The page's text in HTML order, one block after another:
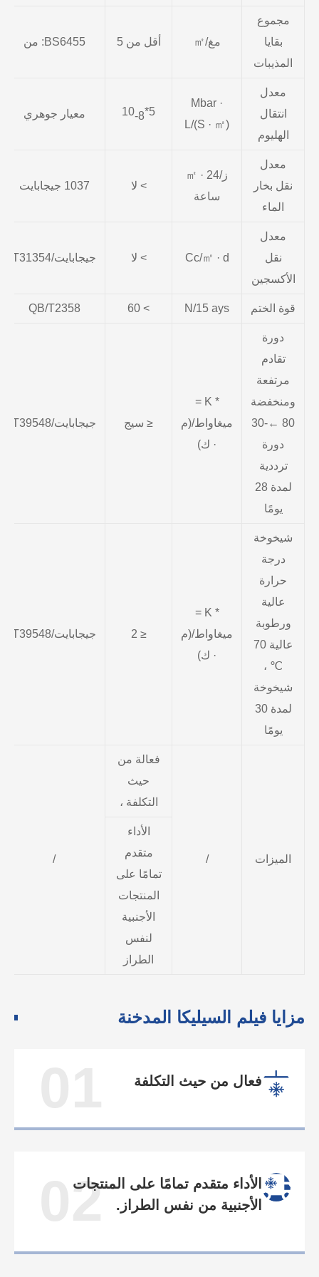
مجموع
بقايا
المذيبات
مغ/㎡ أقل من 5 BS6455: من
معدل
انتقال
الهليوم
Mbar ·
L/(S · ㎡)
5*10
-8 معيار جوهري
معدل
نقل بخار
الماء
ز/㎡ · 24
ساعة
> لا 1037 جيجابايت
معدل
نقل
الأكسجين
Cc/㎡ · d > لا جيجابايت/T31354
قوة الختم N/15 ays
> 60
QB/T2358
دورة
تقادم
مرتفعة
ومنخفضة
80 ←-30
دورة
ترددية
لمدة 28
يومًا
* K =
ميغاواط/(م
· ك)
≤ سيج جيجابايت/T39548
شيخوخة
درجة
حرارة
عالية
ورطوبة
عالية 70
℃ ،
شيخوخة
لمدة 30
يومًا
* K =
ميغاواط/(م
· ك)
≤ 2 جيجابايت/T39548
الميزات /
فعالة من
حيث
التكلفة ،
/
الأداء
متقدم
تمامًا على
المنتجات
الأجنبية
لنفس
الطراز
مزايا فيلم السيليكا المدخنة
فعال من حيث التكلفة
الأداء متقدم تمامًا على المنتجات
الأجنبية من نفس الطراز.
02